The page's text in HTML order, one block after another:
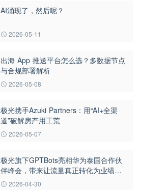
AI涌现了，然后呢？
2026-05-11
出海 App 推送平台怎么选？多数据节点
与合规部署解析
2026-05-08
极光携手Azuki Partners：用“AI+全渠
道”破解房产用工荒
2026-05-07
极光旗下GPTBots亮相华为泰国合作伙
伴峰会，带来让流量真正转化为业绩的
AI解决方案
2026-04-30